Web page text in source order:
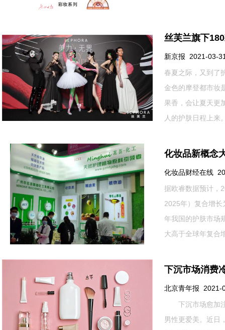
丝芙兰旗下
新京报 2021-03-
春夏之际，又到了
金色的摩登都市妆
果香，会让夏天更
人的护肤日程上来
化妆品新概念
化妆品财经在线
据欧睿数据预计，
2025年）复合增
年我国的护肤市场
大高于全球年复合
下沉市场消费
北京青年报 2021-
下沉市场愈加注
男性更爱美。近